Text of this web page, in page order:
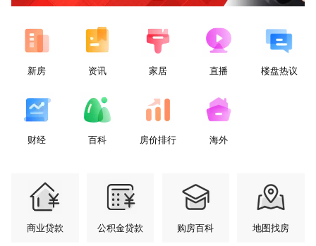
新房 资讯 家居 直播 楼盘热议
财经 百科 房价排行 海外
商业贷款 公积金贷款 购房百科 地图找房